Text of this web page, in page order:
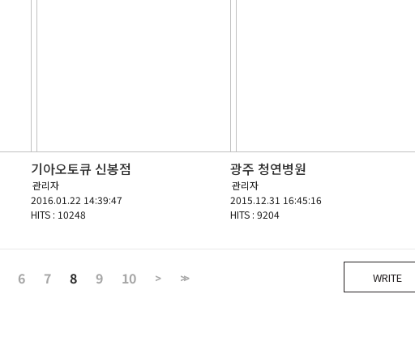
기아오토큐 신봉점
관리자
2016.01.22 14:39:47
HITS : 10248
광주 청연병원
관리자
2015.12.31 16:45:16
HITS : 9204
WRITE
6 7 8 9 10 > >>